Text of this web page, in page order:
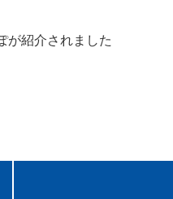
が紹介されました